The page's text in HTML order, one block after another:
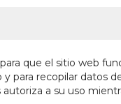
que el sitio web
para recopilar datos
a su uso